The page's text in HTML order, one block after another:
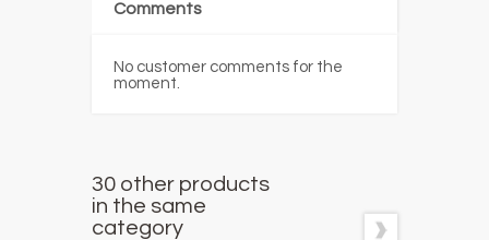
Comments
No customer comments for the
moment.
30 other products
in the same
category